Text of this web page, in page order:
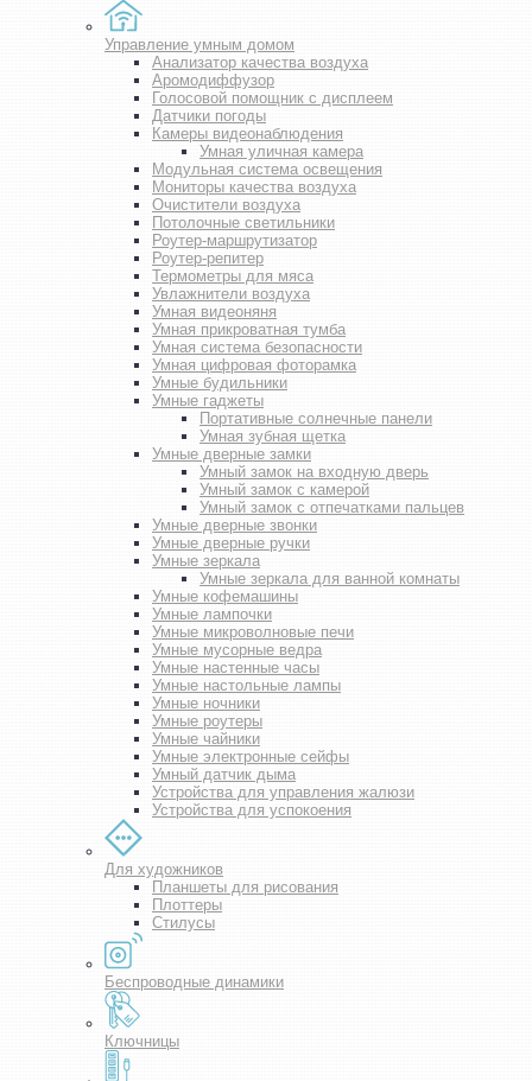
Управление умным домом
Анализатор качества воздуха
Аромодиффузор
Голосовой помощник с дисплеем
Датчики погоды
Камеры видеонаблюдения
Умная уличная камера
Модульная система освещения
Мониторы качества воздуха
Очистители воздуха
Потолочные светильники
Роутер-маршрутизатор
Роутер-репитер
Термометры для мяса
Увлажнители воздуха
Умная видеоняня
Умная прикроватная тумба
Умная система безопасности
Умная цифровая фоторамка
Умные будильники
Умные гаджеты
Портативные солнечные панели
Умная зубная щетка
Умные дверные замки
Умный замок на входную дверь
Умный замок с камерой
Умный замок с отпечатками пальцев
Умные дверные звонки
Умные дверные ручки
Умные зеркала
Умные зеркала для ванной комнаты
Умные кофемашины
Умные лампочки
Умные микроволновые печи
Умные мусорные ведра
Умные настенные часы
Умные настольные лампы
Умные ночники
Умные роутеры
Умные чайники
Умные электронные сейфы
Умный датчик дыма
Устройства для управления жалюзи
Устройства для успокоения
Для художников
Планшеты для рисования
Плоттеры
Стилусы
Беспроводные динамики
Ключницы